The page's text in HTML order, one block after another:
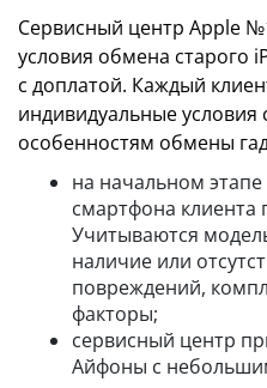
Сервисный центр Apple
условия обмена старого
с доплатой. Каждый
индивидуальные условия
особенностям обмены
на начальном
смартфона клиента
Учитываются
наличие или
повреждений,
факторы;
сервисный центр
Айфоны с